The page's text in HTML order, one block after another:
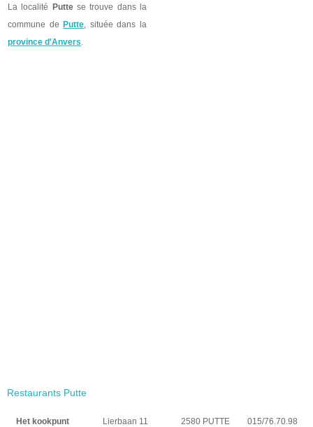
La localité
Puttese trouve dans la
commune de Putte, située dans la
province d'Anvers.
Restaurants Putte
Het kookpunt Lierbaan 11 2580 PUTTE
015/76.70.98